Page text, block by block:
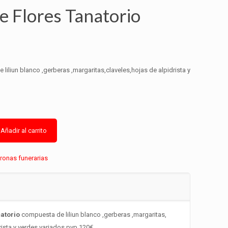
Flores Tanatorio
liliun blanco ,gerberas ,margaritas,claveles,hojas de alpidrista y
Añadir al carrito
funerarias
compuesta de liliun blanco ,gerberas ,margaritas,